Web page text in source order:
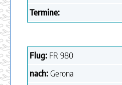
Termine:
Flug: FR 980
nach: Gerona